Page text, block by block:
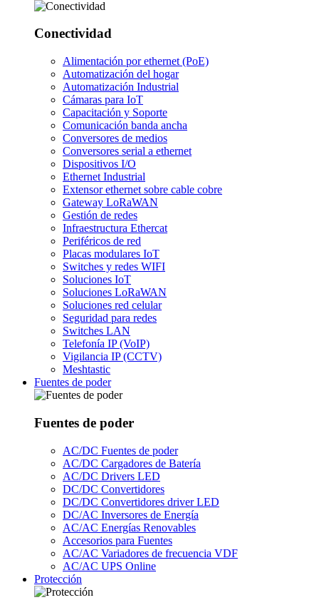
Conectividad
Alimentación por ethernet (PoE)
Automatización del hogar
Automatización Industrial
Cámaras para IoT
Capacitación y Soporte
Comunicación banda ancha
Conversores de medios
Conversores serial a ethernet
Dispositivos I/O
Ethernet Industrial
Extensor ethernet sobre cable cobre
Gateway LoRaWAN
Gestión de redes
Infraestructura Ethercat
Periféricos de red
Placas modulares IoT
Switches y redes WIFI
Soluciones IoT
Soluciones LoRaWAN
Soluciones red celular
Seguridad para redes
Switches LAN
Telefonía IP (VoIP)
Vigilancia IP (CCTV)
Meshtastic
Fuentes de poder
Fuentes de poder
AC/DC Fuentes de poder
AC/DC Cargadores de Batería
AC/DC Drivers LED
DC/DC Convertidores
DC/DC Convertidores driver LED
DC/AC Inversores de Energía
AC/AC Energías Renovables
Accesorios para Fuentes
AC/AC Variadores de frecuencia VDF
AC/AC UPS Online
Protección